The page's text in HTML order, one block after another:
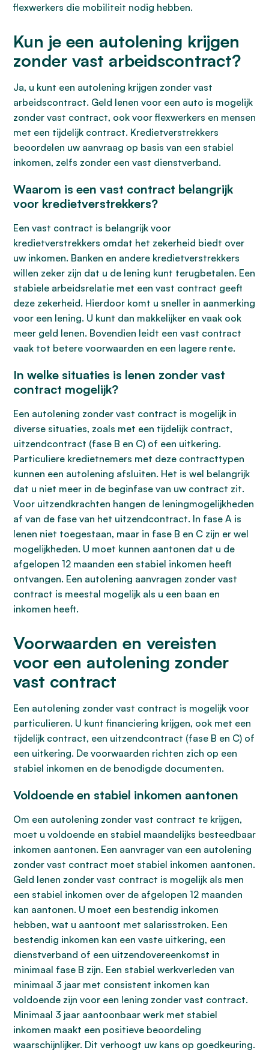
flexwerkers die mobiliteit nodig hebben.
Kun je een autolening krijgen
zonder vast arbeidscontract?
Ja, u kunt een autolening krijgen zonder vast
arbeidscontract. Geld lenen voor een auto is mogelijk
zonder vast contract, ook voor flexwerkers en mensen
met een tijdelijk contract. Kredietverstrekkers
beoordelen uw aanvraag op basis van een stabiel
inkomen, zelfs zonder een vast dienstverband.
Waarom is een vast contract belangrijk
voor kredietverstrekkers?
Een vast contract is belangrijk voor
kredietverstrekkers omdat het zekerheid biedt over
uw inkomen. Banken en andere kredietverstrekkers
willen zeker zijn dat u de lening kunt terugbetalen. Een
stabiele arbeidsrelatie met een vast contract geeft
deze zekerheid. Hierdoor komt u sneller in aanmerking
voor een lening. U kunt dan makkelijker en vaak ook
meer geld lenen. Bovendien leidt een vast contract
vaak tot betere voorwaarden en een lagere rente.
In welke situaties is lenen zonder vast
contract mogelijk?
Een autolening zonder vast contract is mogelijk in
diverse situaties, zoals met een tijdelijk contract,
uitzendcontract (fase B en C) of een uitkering.
Particuliere kredietnemers met deze contracttypen
kunnen een autolening afsluiten. Het is wel belangrijk
dat u niet meer in de beginfase van uw contract zit.
Voor uitzendkrachten hangen de leningmogelijkheden
af van de fase van het uitzendcontract. In fase A is
lenen niet toegestaan, maar in fase B en C zijn er wel
mogelijkheden. U moet kunnen aantonen dat u de
afgelopen 12 maanden een stabiel inkomen heeft
ontvangen. Een autolening aanvragen zonder vast
contract is meestal mogelijk als u een baan en
inkomen heeft.
Voorwaarden en vereisten
voor een autolening zonder
vast contract
Een autolening zonder vast contract is mogelijk voor
particulieren. U kunt financiering krijgen, ook met een
tijdelijk contract, een uitzendcontract (fase B en C) of
een uitkering. De voorwaarden richten zich op een
stabiel inkomen en de benodigde documenten.
Voldoende en stabiel inkomen aantonen
Om een autolening zonder vast contract te krijgen,
moet u voldoende en stabiel maandelijks besteedbaar
inkomen aantonen. Een aanvrager van een autolening
zonder vast contract moet stabiel inkomen aantonen.
Geld lenen zonder vast contract is mogelijk als men
een stabiel inkomen over de afgelopen 12 maanden
kan aantonen. U moet een bestendig inkomen
hebben, wat u aantoont met salarisstroken. Een
bestendig inkomen kan een vaste uitkering, een
dienstverband of een uitzendovereenkomst in
minimaal fase B zijn. Een stabiel werkverleden van
minimaal 3 jaar met consistent inkomen kan
voldoende zijn voor een lening zonder vast contract.
Minimaal 3 jaar aantoonbaar werk met stabiel
inkomen maakt een positieve beoordeling
waarschijnlijker. Dit verhoogt uw kans op goedkeuring.